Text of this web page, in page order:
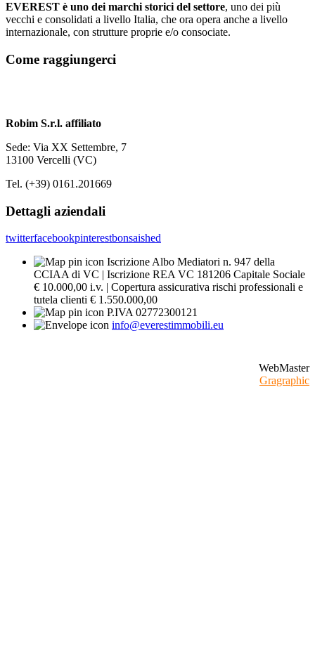
EVEREST è uno dei marchi storici del settore, uno dei più
vecchi e consolidati a livello Italia, che ora opera anche a livello
internazionale, con strutture proprie e/o consociate.
Come raggiungerci
Robim S.r.l. affiliato
Sede: Via XX Settembre, 7
13100 Vercelli (VC)
Tel. (+39) 0161.201669
Dettagli aziendali
twitterfacebookpinterestbonsaished
Iscrizione Albo Mediatori n. 947 della
CCIAA di VC | Iscrizione REA VC 181206 Capitale Sociale
€ 10.000,00 i.v. | Copertura assicurativa rischi professionali e
tutela clienti € 1.550.000,00
P.IVA 02772300121
info@everestimmobili.eu
WebMaster
Gragraphic